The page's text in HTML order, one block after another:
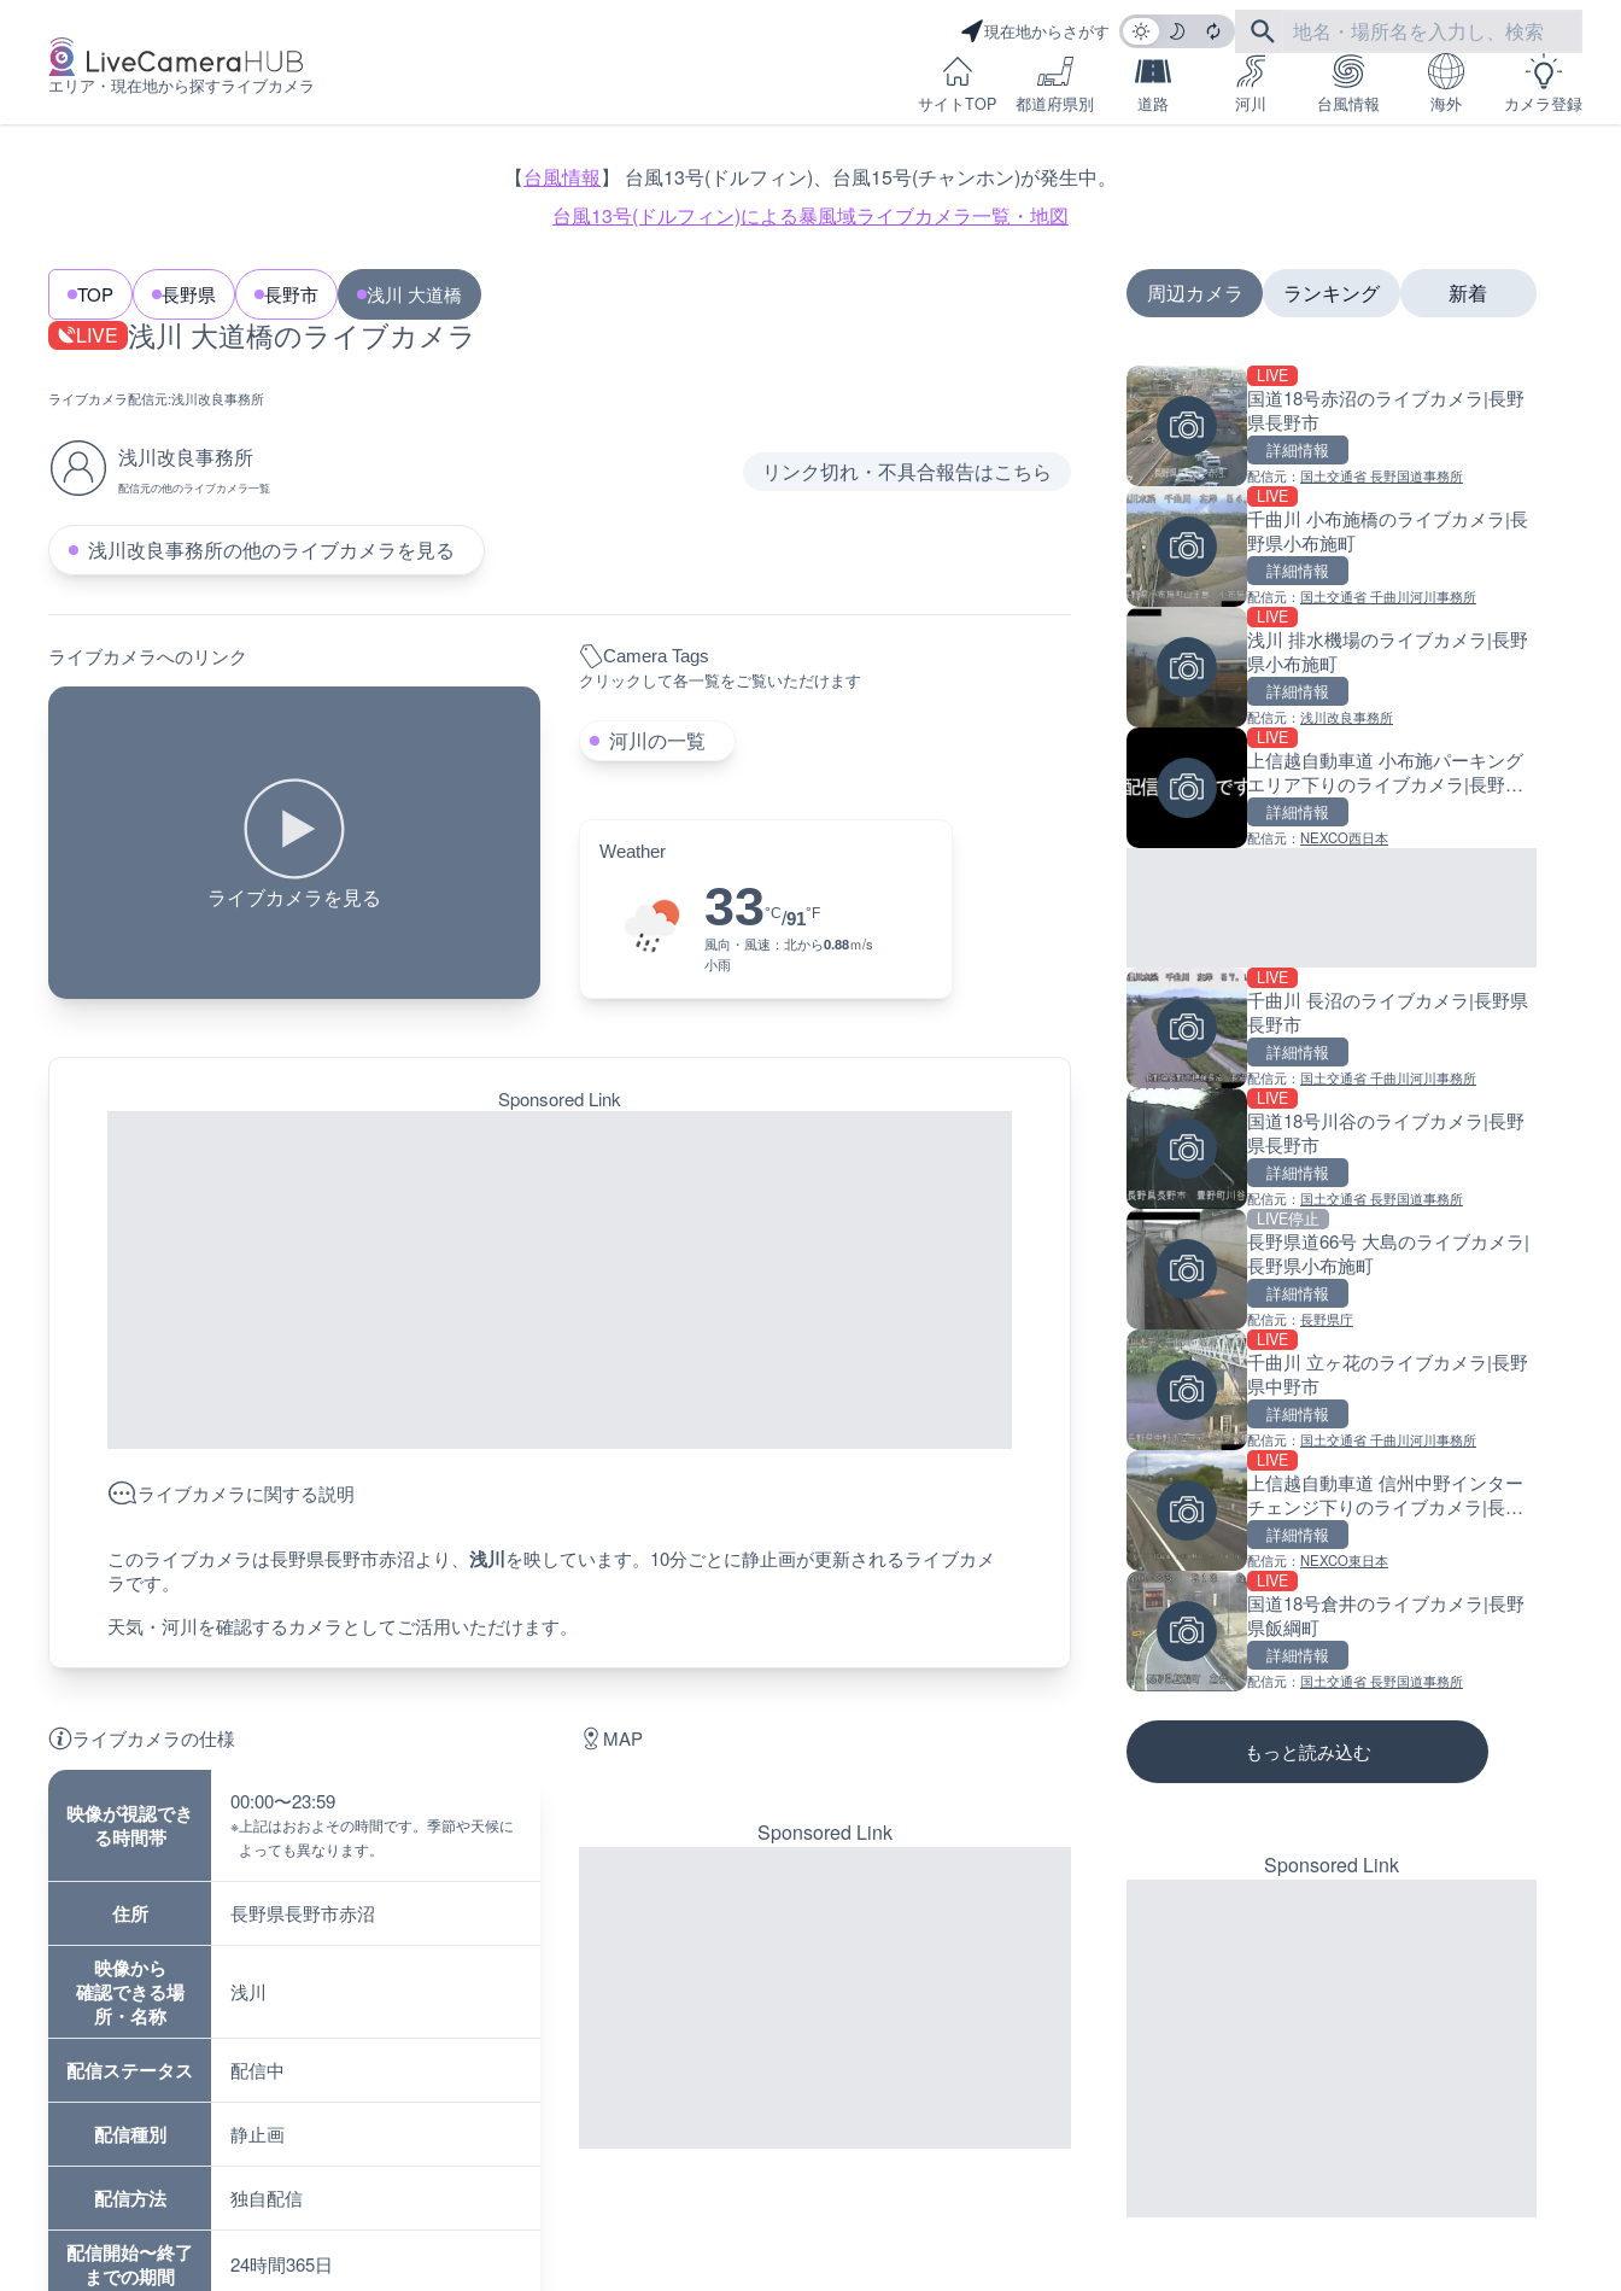
エリア・現在地から探すライブカメラ
現在地からさがす
サイトTOP 都道府県別 道路 河川 台風情報 海外 カメラ登録
【台風情報】 台風13号(ドルフィン)、台風15号(チャンホン)が発生中。
台風13号(ドルフィン)による暴風域ライブカメラ一覧・地図
TOP 長野県 長野市 浅川 大道橋
LIVE 浅川 大道橋のライブカメラ
ライブカメラ配信元:浅川改良事務所
浅川改良事務所
配信元の他のライブカメラ一覧
リンク切れ・不具合報告はこちら
浅川改良事務所の他のライブカメラを見る
ライブカメラへのリンク
ライブカメラを見る
Camera Tags
クリックして各一覧をご覧いただけます
河川の一覧
Weather
33°C/91°F
風向・風速： 北から0.88ｍ/s
小雨
Sponsored Link
ライブカメラに関する説明
このライブカメラは長野県長野市赤沼より、 浅川を映しています。10分ごとに静止画が更新されるライブカメ
ラです。
天気・河川を確認するカメラとしてご活用いただけます。
ライブカメラの仕様
映像が視認でき
る時間帯
00:00〜23:59
※ 上記はおおよその時間です。季節や天候に
よっても異なります。
住所 長野県長野市赤沼
映像から
確認できる場
所・名称
浅川
配信ステータス 配信中
配信種別 静止画
配信方法 独自配信
配信開始〜終了
までの期間
24時間365日
MAP
Sponsored Link
周辺カメラ
LIVE
国道18号赤沼のライブカメラ|長野
県長野市
詳細情報
配信元： 国土交通省 長野国道事務所
LIVE
千曲川 小布施橋のライブカメラ|長
野県小布施町
詳細情報
配信元： 国土交通省 千曲川河川事務所
LIVE
浅川 排水機場のライブカメラ|長野
県小布施町
詳細情報
配信元： 浅川改良事務所
LIVE
上信越自動車道 小布施パーキング
エリア下りのライブカメラ|長野県
小布施町
詳細情報
配信元： NEXCO西日本
LIVE
千曲川 長沼のライブカメラ|長野県
長野市
詳細情報
配信元： 国土交通省 千曲川河川事務所
LIVE
国道18号川谷のライブカメラ|長野
県長野市
詳細情報
配信元： 国土交通省 長野国道事務所
LIVE停止
長野県道66号 大島のライブカメラ|
長野県小布施町
詳細情報
配信元： 長野県庁
LIVE
千曲川 立ヶ花のライブカメラ|長野
県中野市
詳細情報
配信元： 国土交通省 千曲川河川事務所
LIVE
上信越自動車道 信州中野インター
チェンジ下りのライブカメラ|長野
県中野市
詳細情報
配信元： NEXCO東日本
LIVE
国道18号倉井のライブカメラ|長野
県飯綱町
詳細情報
配信元： 国土交通省 長野国道事務所
もっと読み込む
ランキング
羽田空港第2旅客ターミナルか
配信元：日本テレビ
日本全国・緊急地震速報のラ
配信元：株式会社ティーファイブプロジ
Impaxビル付近から歌舞伎町
配信元：
東名高速道路・厚木インター
ジ付近のライブカメラ|神奈川
配信元：
長野県道45号 扇沢・駐車場付
配信元：長野県庁
手結港(YASU海の駅クラブ)の
配信元：YASU海の駅CLUB
国道406号 菅平のライブカメ
野県上田市
ごろごろ茶屋のライブカメラ|
配信元：天川村役場
NEXCO西日本より名神高速道
都南～京都東インターチェン
配信元：
知床峠展望台・国道334号付
配信元：一般国道334号斜里～ウトロ間
新着
南出川水門付近のライブカメ
配信元：日高町役場
比井川水門付近から比井崎海
配信元：日高町役場
小浦川水門付近から小浦海水
配信元：
産湯川水門付近のライブカメ
歌山県日高町
配信元：
導目木川 花立砂防堰堤下流の
配信元：福岡県庁県土整備部河川課
常呂川 鹿ノ子ダムのライブカ
配信元：国土交通省 北海道開発局
天塩川 岩尾内ダムのライブカ
北海道士別市
東京都品川区南大井のライブ
配信元：東京都品川区南大井ライブカメラ
道の駅さがのせきのライブカ
大分県大分市
配信元：
松江自動車道 三次東JCT・イ
配信元：国土交通省 三次河川国道事務所
Sponsored Link